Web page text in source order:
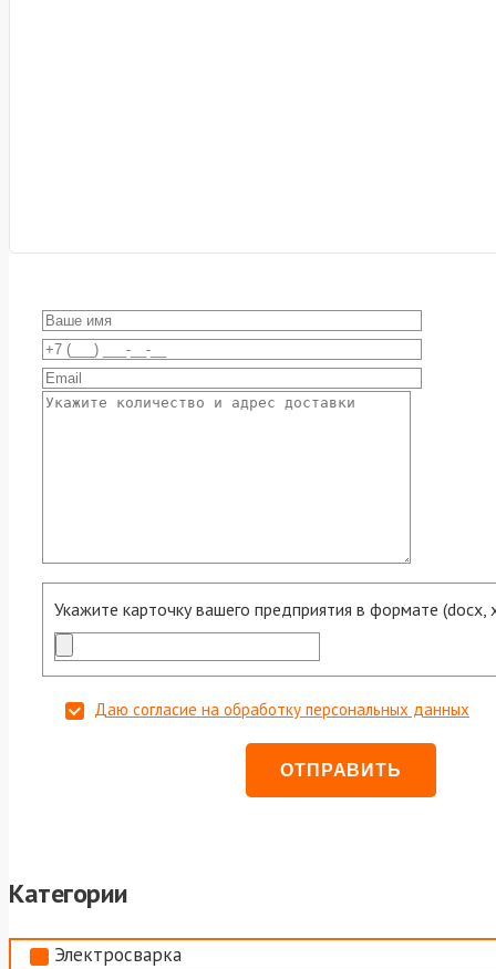
Укажите карточку вашего предприятия в формате (docx,
Даю согласие на обработку персональных данных
Категории
Электросварка